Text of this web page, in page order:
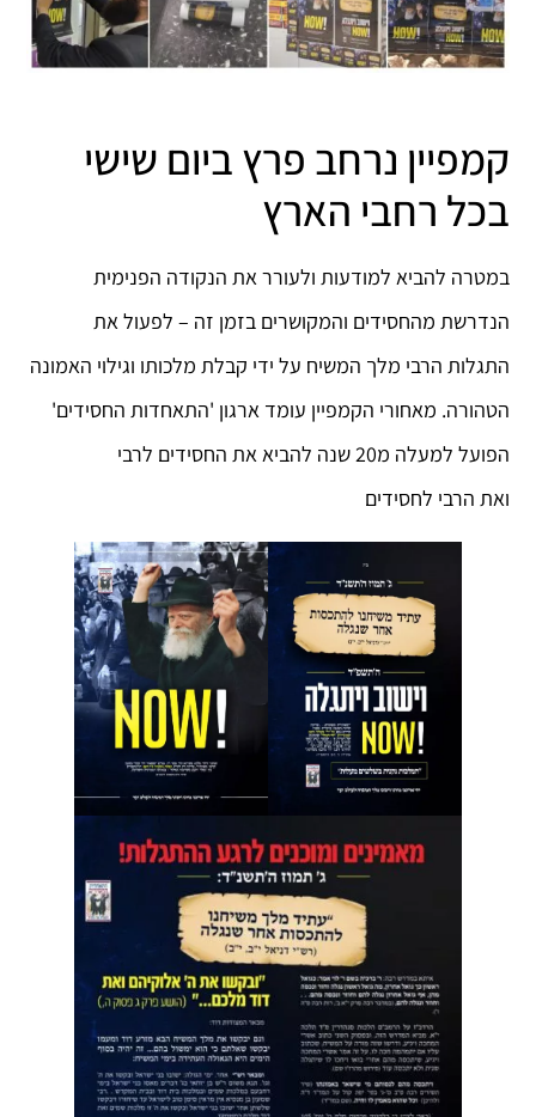
קמפיין נרחב פרץ ביום שישי
בכל רחבי הארץ
במטרה להביא למודעות ולעורר את הנקודה הפנימית
הנדרשת מהחסידים והמקושרים בזמן זה – לפעול את
התגלות הרבי מלך המשיח על ידי קבלת מלכותו וגילוי האמונה
הטהורה. מאחורי הקמפיין עומד ארגון 'התאחדות החסידים'
הפועל למעלה מ20 שנה להביא את החסידים לרבי
ואת הרבי לחסידים